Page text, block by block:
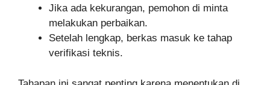
Jika ada kekurangan, pemohon di minta
melakukan perbaikan.
Setelah lengkap, berkas masuk ke tahap
verifikasi teknis.